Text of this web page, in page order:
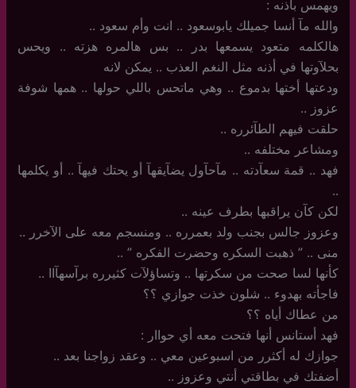
ويهمس بأذنه : ‏
والله مآ أنسا جميلك يابوسعود .. انت وأم سعود ..
هالكلمه متعود يسمعها بدر .. بس هالمره هزته .. ويحس
بحلآوتها في أذنه مثل النغم العذب .. يمكن لانه
ودعتها أختها بدموع .. وهي ماتحس باللي حولها .. همها شوفة
عزوز ..
حلقت فيهم الطآئرره .. ‏
ومشاعر مختلفه ..
فهد .. قمة سعآدته .. مآحآول يضآيقهآ أو يحتك فيهآ .. أو يكلمها
..
لكن كآن يراقبها بطرف عينه ..
وعزوز جالس بجنب ولد بعمرره .. ومنسجم معه على الآخرر ..
منى .. ” ذهبت السكره وحضرت الفكره ” ..
كأنها لسا صحت من سكرتها .. وتساؤلآت كثيرره برآسهآاا ..
فاجأته بهدوء .. شلون خذت جوازي ؟؟
من عطاك أياه ؟؟
فهد أستانس أنها فتحت معه أي حواار :
جوازك له أكثرر من اسبوعين معي .. وعقد زواجنا بعد ..
أضفتك في بطاقتي أنتي وعزوز ..